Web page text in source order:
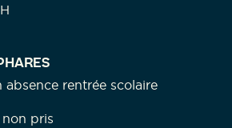
rentrée scolaire
non pris